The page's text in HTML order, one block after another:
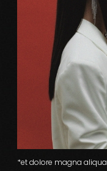
*et dolore magna aliqua